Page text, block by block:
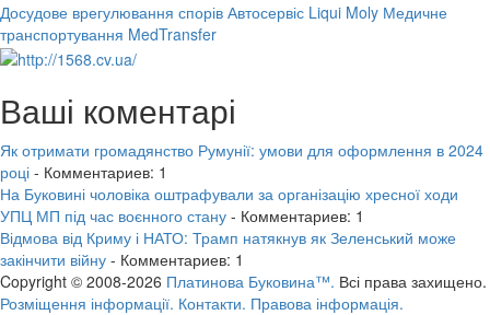
Досудове врегулювання спорів Автосервіс Liqui Moly Медичне
транспортування MedTransfer
Ваші коментарі
Як отримати громадянство Румунії: умови для оформлення в 2024
році - Комментариев: 1
На Буковині чоловіка оштрафували за організацію хресної ходи
УПЦ МП під час воєнного стану - Комментариев: 1
Відмова від Криму і НАТО: Трамп натякнув як Зеленський може
закінчити війну - Комментариев: 1
Copyright © 2008-2026 Платинова Буковина™. Всі права захищено.
Розміщення інформації. Контакти. Правова інформація.